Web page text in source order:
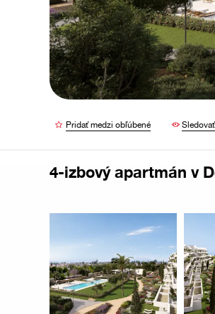
Pridať medzi obľúbené
4-izbový apartmán v